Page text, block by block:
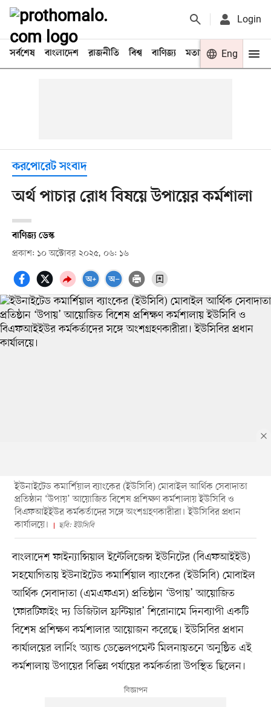
Login
সর্বশেষ বাংলাদেশ রাজনীতি বিশ্ব বাণিজ্য মতামত খেলা
Eng
করপোরেট সংবাদ
অর্থ পাচার রোধ বিষয়ে উপায়ের কর্মশালা
বাণিজ্য ডেস্ক
প্রকাশ: ১০ অক্টোবর ২০২৫, ০৬: ১৬
ইউনাইটেড কমার্শিয়াল ব্যাংকের (ইউসিবি) মোবাইল আর্থিক সেবাদাতা
প্রতিষ্ঠান ‘উপায়’ আয়োজিত বিশেষ প্রশিক্ষণ কর্মশালায় ইউসিবি ও
বিএফআইইউর কর্মকর্তাদের সঙ্গে অংশগ্রহণকারীরা। ইউসিবির প্রধান
কার্যালয়ে।
ছবি: ইউসিবি
বাংলাদেশ ফাইন্যান্সিয়াল ইন্টেলিজেন্স ইউনিটের (বিএফআইইউ)
সহযোগিতায় ইউনাইটেড কমার্শিয়াল ব্যাংকের (ইউসিবি) মোবাইল
আর্থিক সেবাদাতা (এমএফএস) প্রতিষ্ঠান ‘উপায়’ আয়োজিত
‘ফোরটিফাইং দ্য ডিজিটাল ফ্রন্টিয়ার’ শিরোনামে দিনব্যাপী একটি
বিশেষ প্রশিক্ষণ কর্মশালার আয়োজন করেছে। ইউসিবির প্রধান
কার্যালয়ের লার্নিং অ্যান্ড ডেভেলপমেন্ট মিলনায়তনে অনুষ্ঠিত এই
কর্মশালায় উপায়ের বিভিন্ন পর্যায়ের কর্মকর্তারা উপস্থিত ছিলেন।